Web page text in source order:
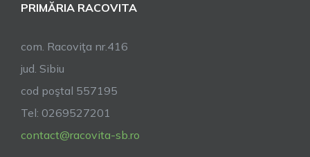
PRIMĂRIA RACOVITA
com. Racoviţa nr.416
jud. Sibiu
cod poştal 557195
Tel: 0269527201
contact@racovita-sb.ro